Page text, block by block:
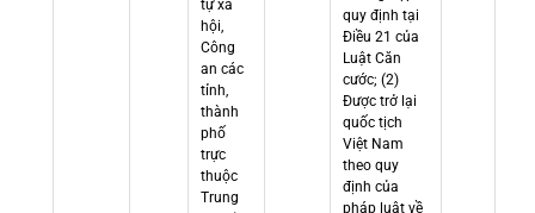
tự xã
hội,
Công
an các
tỉnh,
thành
phố
trực
thuộc
Trung
quy định tại
Điều 21 của
Luật Căn
cước; (2)
Được trở lại
quốc tịch
Việt Nam
theo quy
định của
pháp luật về